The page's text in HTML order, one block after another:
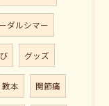
ダルシマー
グッズ
教本 関節痛